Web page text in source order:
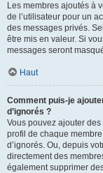
Les membres ajoutés à
de l’utilisateur pour un
des messages privés.
être mis en valeur. Si
messages seront
Haut
Comment puis-je
d’ignorés ?
Vous pouvez ajouter
profil de chaque
d’ignorés. Ou, depuis
directement des
également supprimer